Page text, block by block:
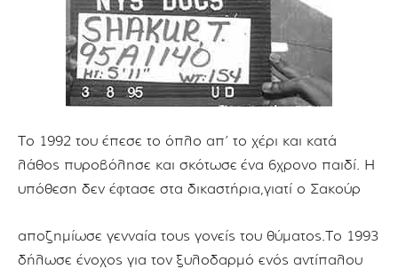
Το 1992 του έπεσε το όπλο απ’ το χέρι και κατά
λάθος πυροβόλησε και σκότωσε ένα 6χρονο παιδί. Η
υπόθεση δεν έφτασε στα δικαστήρια, γιατί ο Σακούρ
αποζημίωσε γενναία τους γονείς του θύματος. Το 1993
δήλωσε ένοχος για τον ξυλοδαρμό ενός αντίπαλου